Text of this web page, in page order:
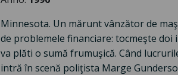
Minnesota. Un mărunt vânzător de
de problemele financiare: tocmeşte
va plăti o sumă frumuşică. Când
intră în scenă poliţista Marge